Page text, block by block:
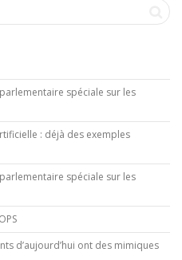
spéciale sur les
: déjà des exemples
spéciale sur les
d’aujourd’hui ont des mimiques